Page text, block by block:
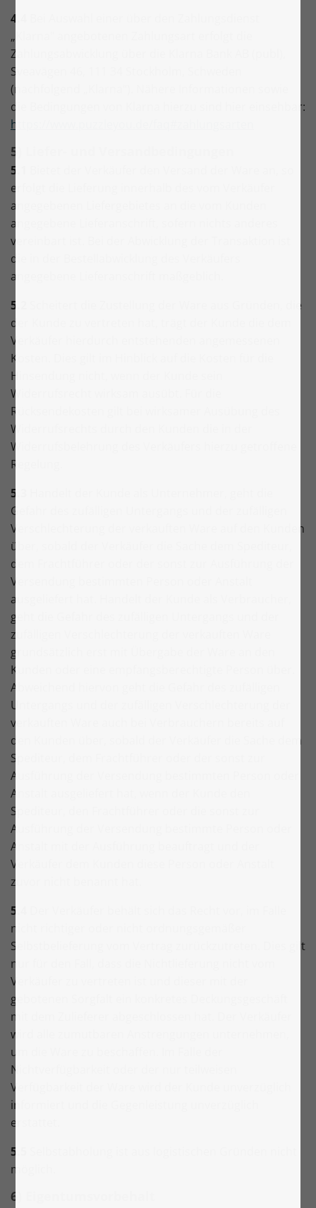
4.4
„Klarna" angebotenen Zahlungsart erfolgt die
Zahlungsabwicklung über die Klarna Bank AB (publ),
Sveavägen 46, 111 34 Stockholm, Schweden
(nachfolgend „Klarna“). Nähere Informationen sowie
die Bedingungen von Klarna hierzu sind hier einsehbar:
https://www.puzzleyou.de/faq#zahlungsarten
5) Liefer- und Versandbedingungen
5.1
erfolgt die Lieferung innerhalb des vom Verkäufer
angegebenen Liefergebietes an die vom Kunden
angegebene Lieferanschrift, sofern nichts anderes
vereinbart ist. Bei der Abwicklung der Transaktion ist
die in der Bestellabwicklung des Verkäufers
angegebene Lieferanschrift maßgeblich.
5.2
Scheitert die Zustellung der Ware aus Gründen, die
der Kunde zu vertreten hat, trägt der Kunde die dem
Verkäufer hierdurch entstehenden angemessenen
Kosten. Dies gilt im Hinblick auf die Kosten für die
Hinsendung nicht, wenn der Kunde sein
Widerrufsrecht wirksam ausübt. Für die
Rücksendekosten gilt bei wirksamer Ausübung des
Widerrufsrechts durch den Kunden die in der
Widerrufsbelehrung des Verkäufers hierzu getroffene
Regelung.
5.3
Gefahr des zufälligen Untergangs und der zufälligen
Verschlechterung der verkauften Ware auf den Kunden
über, sobald der Verkäufer die Sache dem Spediteur,
dem Frachtführer oder der sonst zur Ausführung der
Versendung bestimmten Person oder Anstalt
ausgeliefert hat. Handelt der Kunde als Verbraucher,
geht die Gefahr des zufälligen Untergangs und der
zufälligen Verschlechterung der verkauften Ware
grundsätzlich erst mit Übergabe der Ware an den
Kunden oder eine empfangsberechtigte Person über.
Abweichend hiervon geht die Gefahr des zufälligen
Untergangs und der zufälligen Verschlechterung der
verkauften Ware auch bei Verbrauchern bereits auf
den Kunden über, sobald der Verkäufer die Sache dem
Spediteur, dem Frachtführer oder der sonst zur
Ausführung der Versendung bestimmten Person oder
Anstalt ausgeliefert hat, wenn der Kunde den
Spediteur, den Frachtführer oder die sonst zur
Ausführung der Versendung bestimmte Person oder
Anstalt mit der Ausführung beauftragt und der
Verkäufer dem Kunden diese Person oder Anstalt
zuvor nicht benannt hat.
5.4
nicht richtiger oder nicht ordnungsgemäßer
Selbstbelieferung vom Vertrag zurückzutreten. Dies gilt
nur für den Fall, dass die Nichtlieferung nicht vom
Verkäufer zu vertreten ist und dieser mit der
gebotenen Sorgfalt ein konkretes Deckungsgeschäft
mit dem Zulieferer abgeschlossen hat. Der Verkäufer
wird alle zumutbaren Anstrengungen unternehmen,
um die Ware zu beschaffen. Im Falle der
Nichtverfügbarkeit oder der nur teilweisen
Verfügbarkeit der Ware wird der Kunde unverzüglich
informiert und die Gegenleistung unverzüglich
erstattet.
5.5
möglich.
6) Eigentumsvorbehalt